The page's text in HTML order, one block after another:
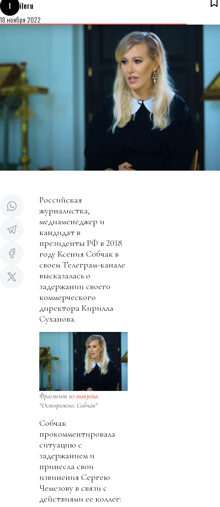
I
ileru
18 ноября 2022
Российская
журналистка,
медиаменеджер и
кандидат в
президенты РФ в 2018
году Ксения Собчак в
своем Телеграм-канале
высказалась о
задержании своего
коммерческого
директора Кирилла
Суханова.
Фрагмент из выпуска
"Осторожно: Собчак"
Собчак
прокомментировала
ситуацию с
задержанием и
принесла свои
извинения Сергею
Чемезову в связи с
действиями ее коллег: